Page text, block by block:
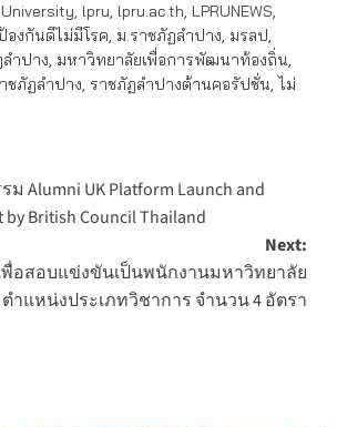
, lpru, lpru.ac.th, LPRUNEWS,
องกันดีไม่มีโรค, ม.ราชภัฏลำปาง, มรลป,
ำปาง, มหาวิทยาลัยเพื่อการพัฒนาท้องถิ่น,
ชภัฏลำปาง, ราชภัฏลำปางต้านคอรัปชั่น, ไม่
Alumni UK Platform Launch and
by British Council Thailand
Next:
อสอบแข่งขันเป็นพนักงานมหาวิทยาลัย
ตำแหน่งประเภทวิชาการ จำนวน 4 อัตรา